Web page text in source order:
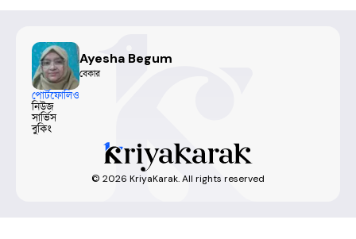
Ayesha Begum
বেকার
পোর্টফোলিও
নিউজ
সার্ভিস
বুকিং
© 2026 KriyaKarak. All rights reserved